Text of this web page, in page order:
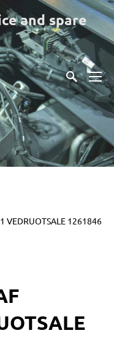
and spare
VEDRUOTSALE 1261846